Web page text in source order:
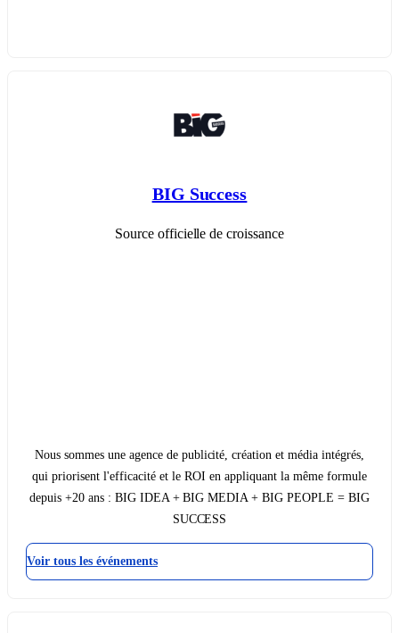
BIG Success
Source officielle de croissance
Nous sommes une agence de publicité, création et média intégrés,
qui priorisent l'efficacité et le ROI en appliquant la même formule
depuis +20 ans : BIG IDEA + BIG MEDIA + BIG PEOPLE = BIG
SUCCESS
Voir tous les événements